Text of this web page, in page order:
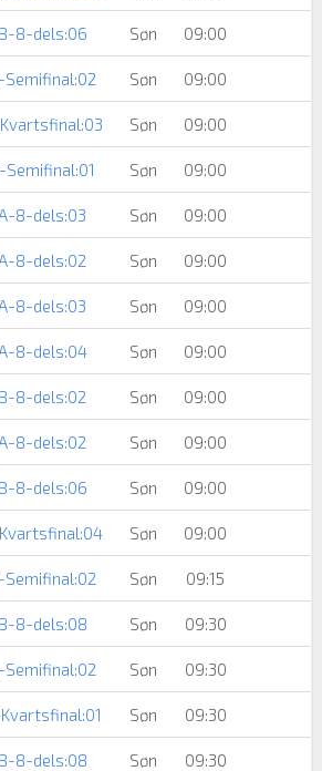
B-8-dels:06 Søn 09:00
Semifinal:02 Søn 09:00
Søn 09:00
Semifinal:01 Søn 09:00
A-8-dels:03 Søn 09:00
A-8-dels:02 Søn 09:00
A-8-dels:03 Søn 09:00
A-8-dels:04 Søn 09:00
B-8-dels:02 Søn 09:00
A-8-dels:02 Søn 09:00
B-8-dels:06 Søn 09:00
Søn 09:00
Semifinal:02 Søn 09:15
B-8-dels:08 Søn 09:30
Semifinal:02 Søn 09:30
Søn 09:30
B-8-dels:08 Søn 09:30